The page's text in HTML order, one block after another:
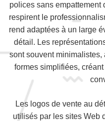
polices sans empattement
respirent le
rend adaptées à un large
détail. Les
sont souvent
formes simplifiées,
Les logos de vente au
utilisés par les sites Web